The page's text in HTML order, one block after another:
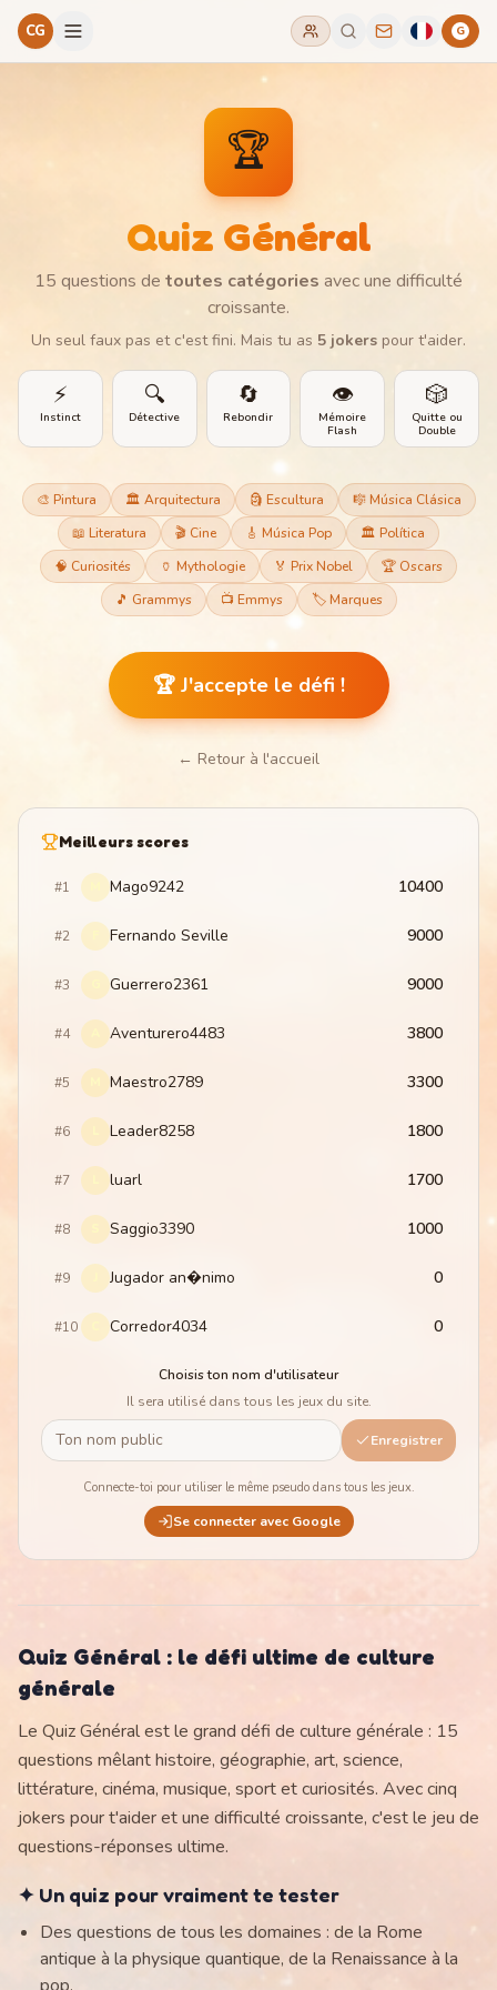
CG G
🏆
Quiz Général
15 questions de toutes catégories avec une difficulté
croissante.
Un seul faux pas et c'est fini. Mais tu as 5 jokers pour t'aider.
⚡
Instinct
🔍
Détective
🔄
Rebondir
👁️
Mémoire
Flash
🎲
Quitte ou
Double
🎨 Pintura 🏛️ Arquitectura 🗿 Escultura
🎼 Música Clásica
📖 Literatura
🎬 Cine 🎸 Música Pop
🏛️ Política
🧠 Curiosités
🏺 Mythologie 🏅 Prix Nobel
🏆 Oscars
🎵 Grammys
📺 Emmys 🏷️ Marques
🏆 J'accepte le défi !
← Retour à l'accueil
Meilleurs scores
#1 Mago9242 10400
#2 Fernando Seville 9000
#3 Guerrero2361 9000
#4 Aventurero4483 3800
#5 Maestro2789 3300
#6 Leader8258 1800
#7 luarl 1700
#8 Saggio3390 1000
#9 Jugador an�nimo 0
#10 Corredor4034 0
Choisis ton nom d'utilisateur
Il sera utilisé dans tous les jeux du site.
Enregistrer
Connecte-toi pour utiliser le même pseudo dans tous les jeux.
Se connecter avec Google
Quiz Général : le défi ultime de culture
générale
Le Quiz Général est le grand défi de culture générale : 15
questions mêlant histoire, géographie, art, science,
littérature, cinéma, musique, sport et curiosités. Avec cinq
jokers pour t'aider et une difficulté croissante, c'est le jeu de
questions-réponses ultime.
✦ Un quiz pour vraiment te tester
Des questions de tous les domaines : de la Rome
antique à la physique quantique, de la Renaissance à la